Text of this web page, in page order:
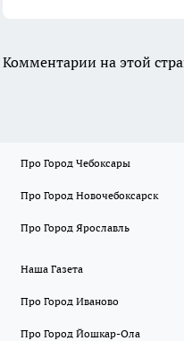
Комментарии на этой
Про Город Чебоксары
Про Город Новочебоксарск
Про Город Ярославль
Наша Газета
Про Город Иваново
Про Город Йошкар-Ола